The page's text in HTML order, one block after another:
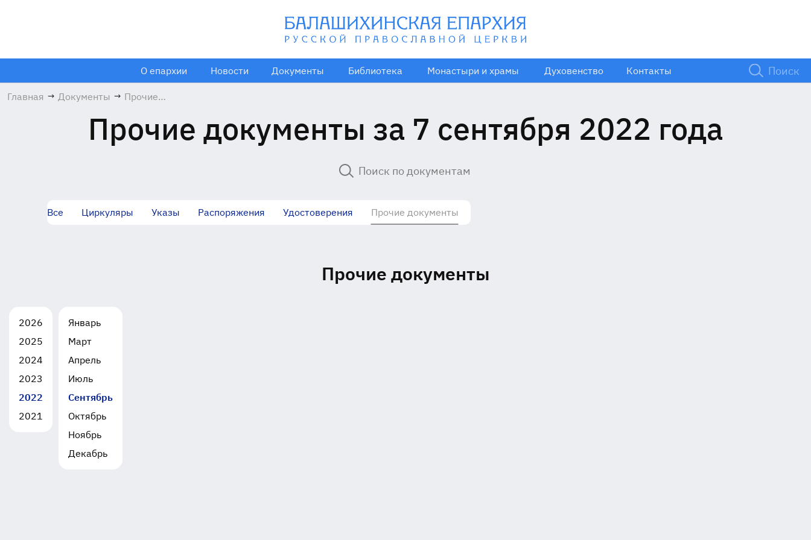
О епархии Новости Документы Библиотека Монастыри и храмы Духовенство Контакты
Главная → Документы → Прочие
Прочие документы за 7 сентября 2022 года
Все Циркуляры Указы Распоряжения Удостоверения Прочие документы
Прочие документы
2026
2025
2024
2023
2022
2021
Январь
Март
Апрель
Июль
Сентябрь
Октябрь
Ноябрь
Декабрь